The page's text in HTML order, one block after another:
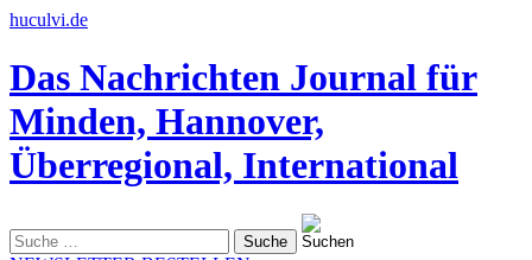
huculvi.de
Das Nachrichten Journal für
Minden, Hannover,
Überregional, International
nach: